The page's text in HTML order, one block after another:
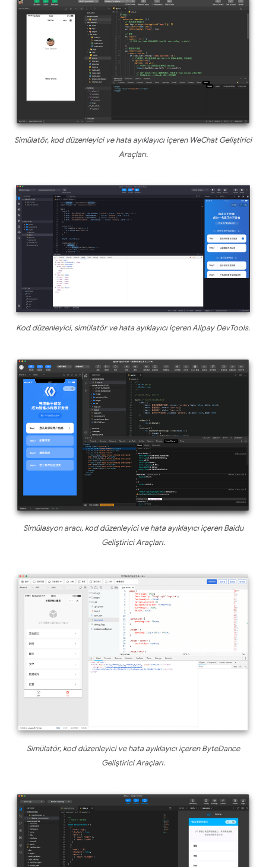
Simülatör, kod düzenleyici ve hata ayıklayıcı içeren WeChat Geliştirici
Araçları.
Kod düzenleyici, simülatör ve hata ayıklayıcı içeren Alipay DevTools.
Simülasyon aracı, kod düzenleyici ve hata ayıklayıcı içeren Baidu
Geliştirici Araçları.
Simülatör, kod düzenleyici ve hata ayıklayıcı içeren ByteDance
Geliştirici Araçları.